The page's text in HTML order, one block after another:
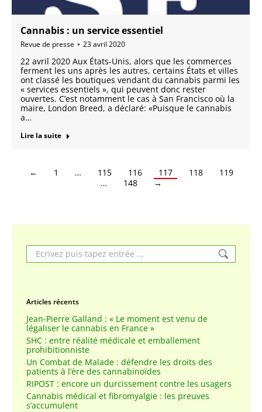
Cannabis : un service essentiel
Revue de presse 23 avril 2020
22 avril 2020 Aux États-Unis, alors que les commerces
ferment les uns après les autres, certains États et villes
ont classé les boutiques vendant du cannabis parmi les
« services essentiels », qui peuvent donc rester
ouvertes. C’est notamment le cas à San Francisco où la
maire, London Breed, a déclaré: «Puisque le cannabis
a…
Lire la suite
← 1 … 115 116 117 118
119
…
148 →
Search:
Articles récents
Jean-Pierre Galland : « Le moment est venu de
légaliser le cannabis en France »
SHC : entre réalité médicale et emballement
prohibitionniste
Un Combat de Malade : défendre les droits des
patients à l’ère des cannabinoïdes
RIPOST : encore un durcissement contre les usagers
Cannabis médical et fibromyalgie : les preuves
s’accumulent